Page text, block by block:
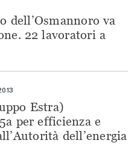
dell’Osmannoro va
22 lavoratori a
Estra)
per efficienza e
dell’energia